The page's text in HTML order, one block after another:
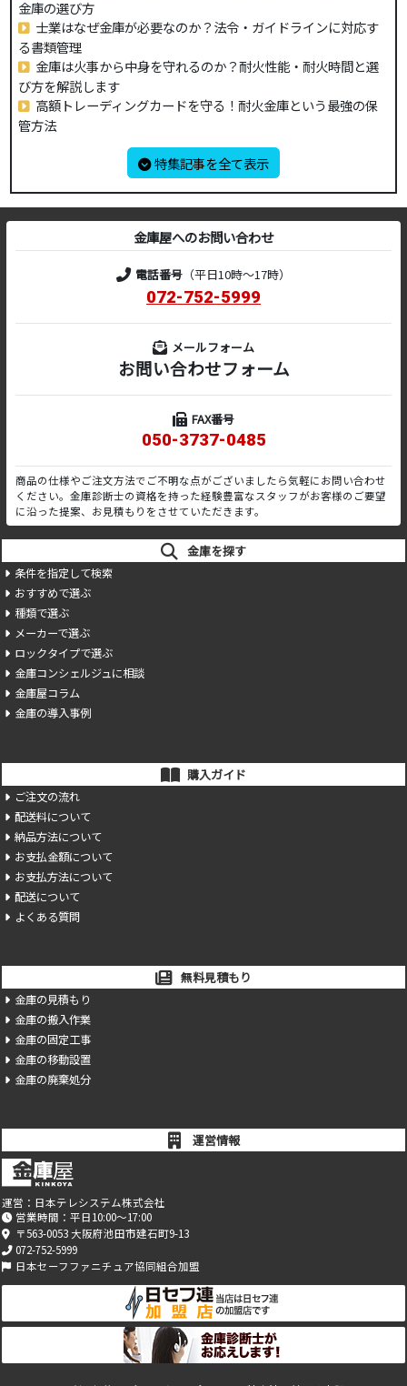
金庫の選び方
士業はなぜ金庫が必要なのか？法令・ガイドラインに対応す
る書類管理
金庫は火事から中身を守れるのか？耐火性能・耐火時間と選
び方を解説します
高額トレーディングカードを守る！耐火金庫という最強の保
管方法
特集記事を全て表示
金庫屋へのお問い合わせ
電話番号（平日10時～17時）
072-752-5999
メールフォーム
お問い合わせフォーム
FAX番号
050-3737-0485
商品の仕様やご注文方法でご不明な点がございましたら気軽にお問い合わせ
ください。金庫診断士の資格を持った経験豊富なスタッフがお客様のご要望
に沿った提案、お見積もりをさせていただきます。
運営情報
運営： 日本テレシステム株式会社
営業時間：平日10:00～17:00
〒563-0053 大阪府池田市建石町9-13
072-752-5999
日本セーフファニチュア協同組合加盟
金庫を探す
条件を指定して検索
おすすめで選ぶ
種類で選ぶ
メーカーで選ぶ
ロックタイプで選ぶ
金庫コンシェルジュに相談
金庫屋コラム
金庫の導入事例
購入ガイド
ご注文の流れ
配送料について
納品方法について
お支払金額について
お支払方法について
配送について
よくある質問
無料見積もり
金庫の見積もり
金庫の搬入作業
金庫の固定工事
金庫の移動設置
金庫の廃棄処分